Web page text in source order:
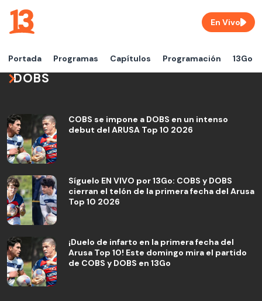
Portada Programas Capítulos Programación 13Go
En Vivo
DOBS
COBS se impone a DOBS en un intenso
debut del ARUSA Top 10 2026
Síguelo EN VIVO por 13Go: COBS y DOBS
cierran el telón de la primera fecha del Arusa
Top 10 2026
¡Duelo de infarto en la primera fecha del
Arusa Top 10! Este domingo mira el partido
de COBS y DOBS en 13Go